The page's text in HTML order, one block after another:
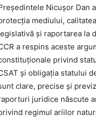
Nicușor Dan
mediului,
și raportarea la
a respins aceste
privind
și obligația statului
clare, precise și
juridice născute
regimul ariilor